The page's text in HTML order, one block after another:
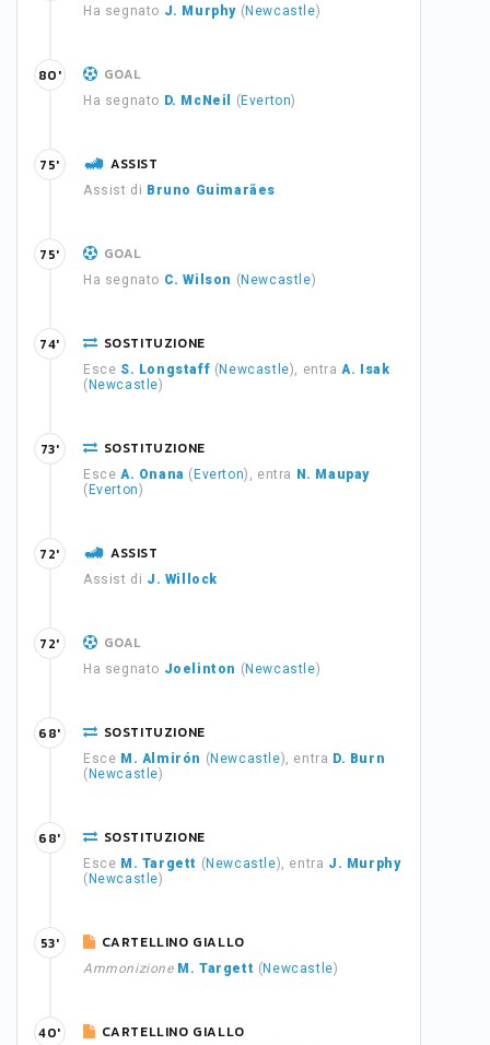
Ha segnato J. Murphy ( Newcastle)
GOAL
Ha segnato D. McNeil ( Everton)
80'
ASSIST
Assist di Bruno Guimarães
75'
GOAL
Ha segnato C. Wilson ( Newcastle)
75'
SOSTITUZIONE
Esce S. Longstaff ( Newcastle), entraA. Isak
( Newcastle)
74'
SOSTITUZIONE
Esce A. Onana ( Everton), entra
N. Maupay
( Everton)
73'
ASSIST
Assist di J. Willock
72'
GOAL
Ha segnato Joelinton ( Newcastle)
72'
SOSTITUZIONE
Esce M. Almirón ( Newcastle), entra D. Burn
( Newcastle)
68'
SOSTITUZIONE
Esce M. Targett ( Newcastle), entra J. Murphy
( Newcastle)
68'
CARTELLINO GIALLO
Ammonizione M. Targett ( Newcastle)
53'
CARTELLINO GIALLO
40'